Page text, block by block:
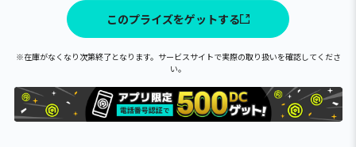
このプライズをゲットする
※在庫がなくなり次第終了となります。サービスサイトで実際の取り扱いを確認してくださ
い。